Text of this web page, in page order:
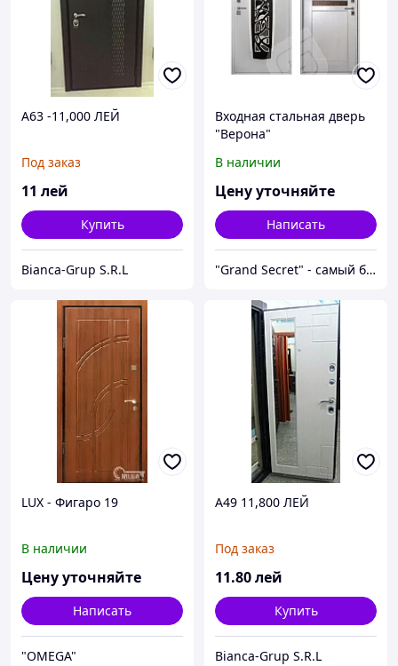
A63 -11,000 ЛЕЙ
Под заказ
11 лей
Купить
Bianca-Grup S.R.L
Входная стальная дверь
"Верона"
В наличии
Цену уточняйте
Написать
"Grand Secret" - cамый большой специализированный Showroom в Молдове
LUX - Фигаро 19
В наличии
Цену уточняйте
Написать
"OMEGA"
A49 11,800 ЛЕЙ
Под заказ
11.80лей
Купить
Bianca-Grup S.R.L